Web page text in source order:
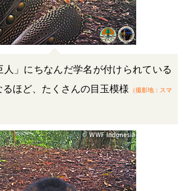
人」にちなんだ学名が付けられている
ほど、たくさんの目玉模様
（撮影地：スマ